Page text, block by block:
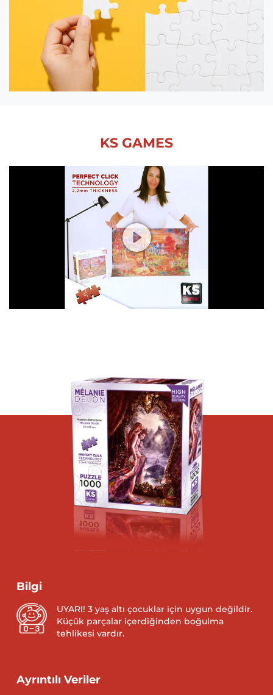
KS GAMES
Bilgi
UYARI! 3 yaş altı çocuklar için uygun değildir.
Küçük parçalar içerdiğinden boğulma
tehlikesi vardır.
Ayrıntılı Veriler